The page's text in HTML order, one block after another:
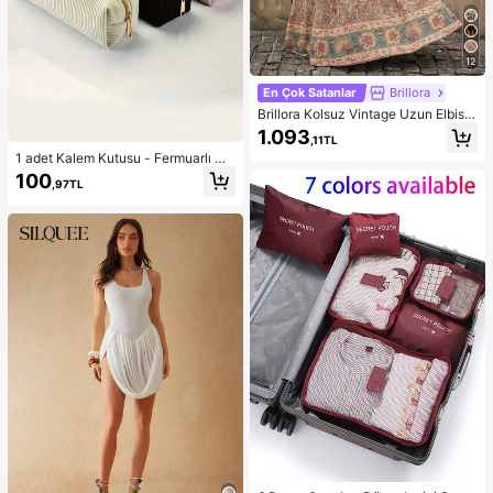
1 adet Kalem Kutusu - Fermuarlı Da
yanıklı Kalemlik, Okul Malzemeleri
Düzenleyici, Ofis ve Ev Kullanımı İçi
100 ,97TL
12
En Çok Satanlar Brillora
Brillora Kolsuz Vintage Uzun Elbise,
Yaz Modası
1.093 ,11TL